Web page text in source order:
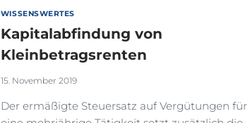
WISSENSWERTES
Kapitalabfindung von
Kleinbetragsrenten
15. November 2019
Der ermäßigte Steuersatz auf Vergütungen für